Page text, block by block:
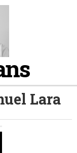
Lara